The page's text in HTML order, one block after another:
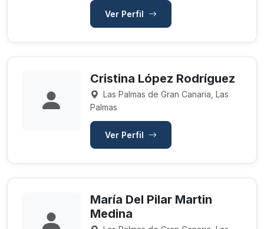
Ver Perfil
Cristina López Rodríguez
Las Palmas de Gran Canaria, Las
Palmas
Ver Perfil
María Del Pilar Martin
Medina